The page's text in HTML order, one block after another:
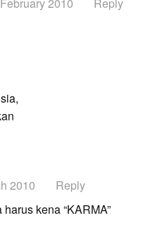
2010
Reply
kena “KARMA”